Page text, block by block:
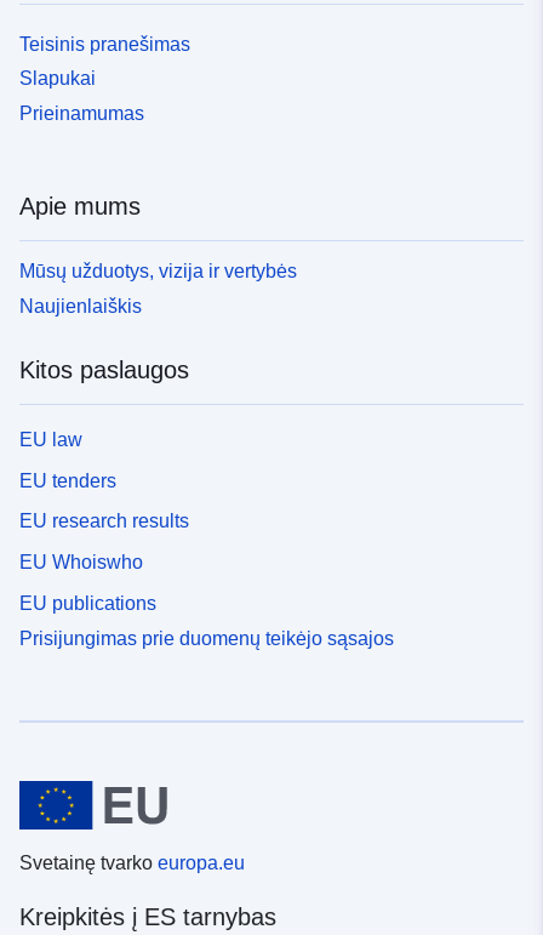
Teisinis pranešimas
Slapukai
Prieinamumas
Apie mums
Mūsų užduotys, vizija ir vertybės
Naujienlaiškis
Kitos paslaugos
EU law
EU tenders
EU research results
EU Whoiswho
EU publications
Prisijungimas prie duomenų teikėjo sąsajos
Svetainę tvarko europa.eu
Kreipkitės į ES tarnybas